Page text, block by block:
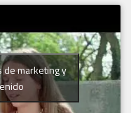
de marketing y